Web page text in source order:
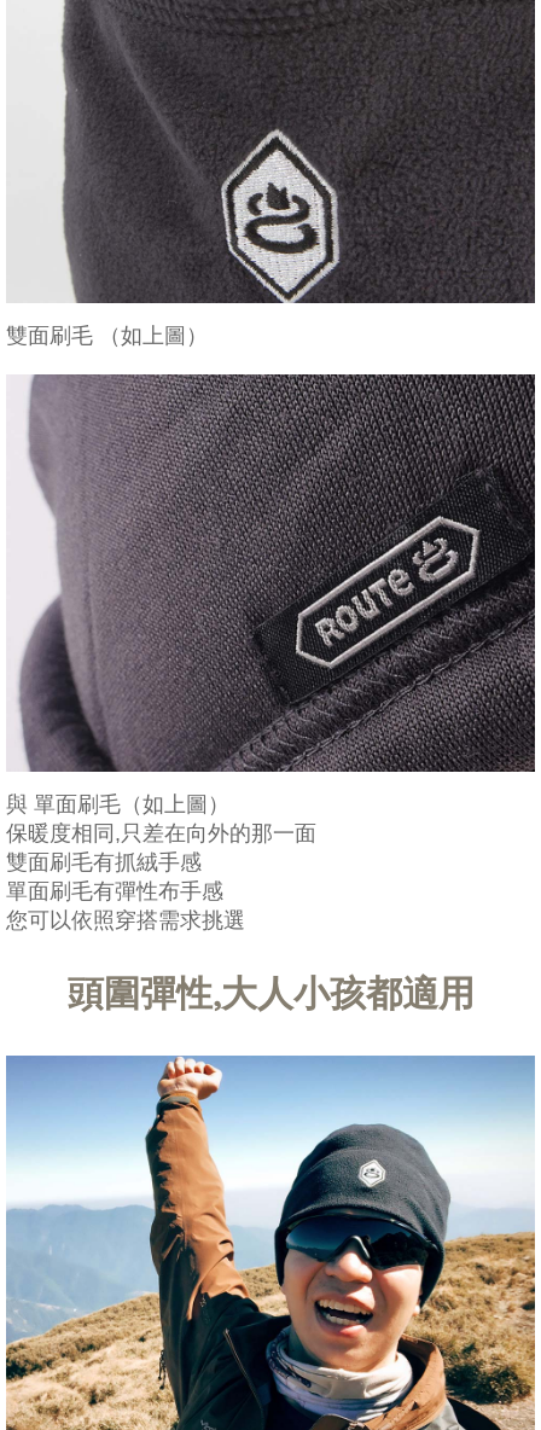
雙面刷毛 （如上圖）
與 單面刷毛（如上圖）
保暖度相同,只差在向外的那一面
雙面刷毛有抓絨手感
單面刷毛有彈性布手感
您可以依照穿搭需求挑選
頭圍彈性,大人小孩都適用